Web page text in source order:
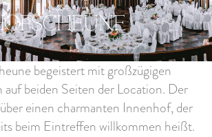
begeistert mit großzügigen
beiden Seiten der Location. Der
einen charmanten Innenhof, der
beim Eintreffen willkommen heißt.